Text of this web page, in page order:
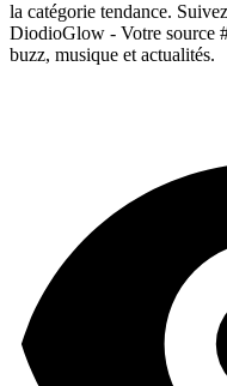
la catégorie tendance.
DiodioGlow - Votre source
buzz, musique et actualités.